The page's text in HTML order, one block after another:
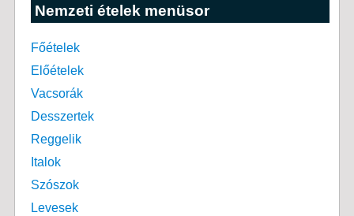
Nemzeti ételek menüsor
Főételek
Előételek
Vacsorák
Desszertek
Reggelik
Italok
Szószok
Levesek